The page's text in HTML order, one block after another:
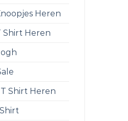
Heren
Shirt Heren
Shirt Heren